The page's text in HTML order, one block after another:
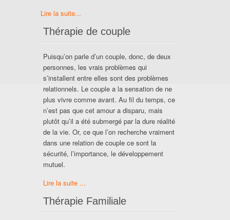
Lire la suite...
Thérapie de couple
Puisqu’on parle d’un couple, donc, de deux
personnes, les vrais problèmes qui
s’installent entre elles sont des problèmes
relationnels. Le couple a la sensation de ne
plus vivre comme avant. Au fil du temps, ce
n’est pas que cet amour a disparu, mais
plutôt qu’il a été submergé par la dure réalité
de la vie. Or, ce que l’on recherche vraiment
dans une relation de couple ce sont la
sécurité, l’importance, le développement
mutuel.
Lire la suite ...
Thérapie Familiale